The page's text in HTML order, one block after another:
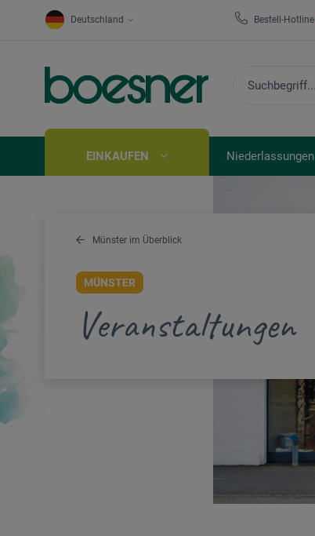
Deutschland Bestell-Hotline
EINKAUFEN Niederlassungen
Münster im Überblick
MÜNSTER
Veranstaltungen